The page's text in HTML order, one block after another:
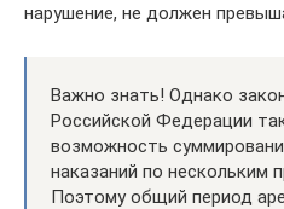
нарушение, не должен
Важно знать! Однако
Российской Федерации
возможность
наказаний по нескольким
Поэтому общий период